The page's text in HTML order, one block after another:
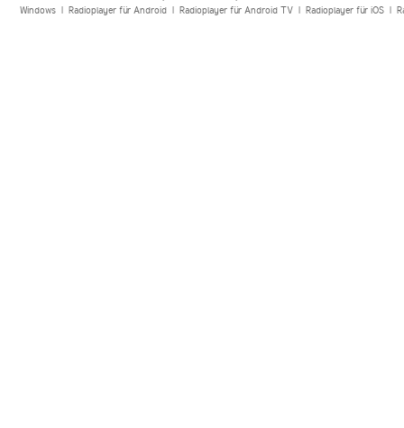
Windows| Radioplayer für Android| Radioplayer für Android TV| Radioplayer für iOS|